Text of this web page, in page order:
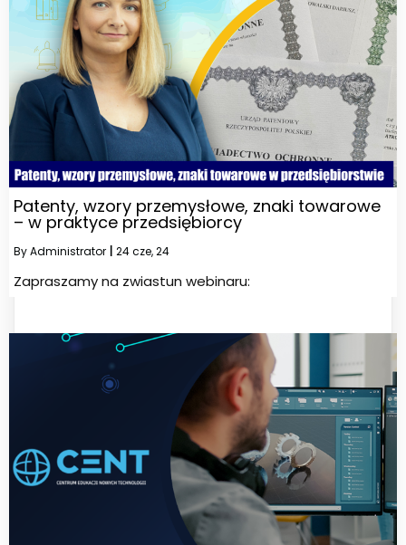
Patenty, wzory przemysłowe, znaki towarowe
– w praktyce przedsiębiorcy
ByAdministrator 24cze, 24
Zapraszamy na zwiastun webinaru: